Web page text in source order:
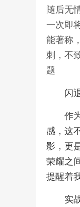
随后无
一次即
能著称
刺，不
题
闪
作
感，这
影，更
荣耀之
提醒着
实